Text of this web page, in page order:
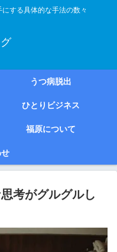
する具体的な手法の数々
うつ病脱出
ひとりビジネス
福原について
考がグルグルし